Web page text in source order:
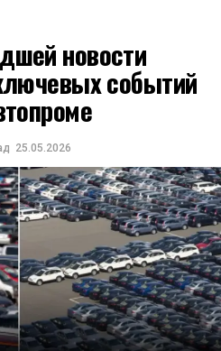
новости
событий
25.05.2026